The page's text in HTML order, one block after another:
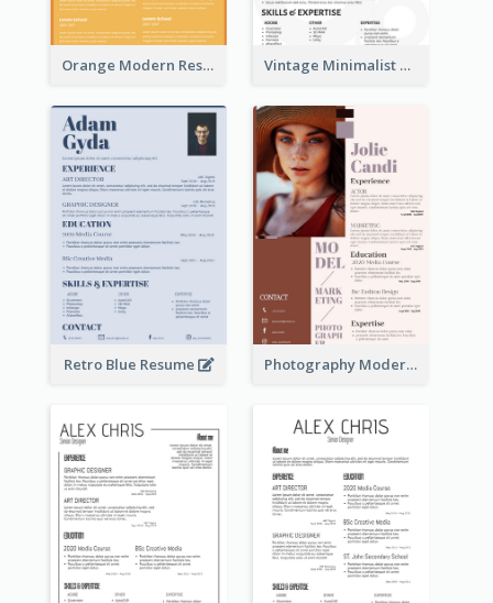
Orange Modern Resume Vintage Minimalist Photography Resume
Retro Blue Resume Photography Modern Brown Professional Resume